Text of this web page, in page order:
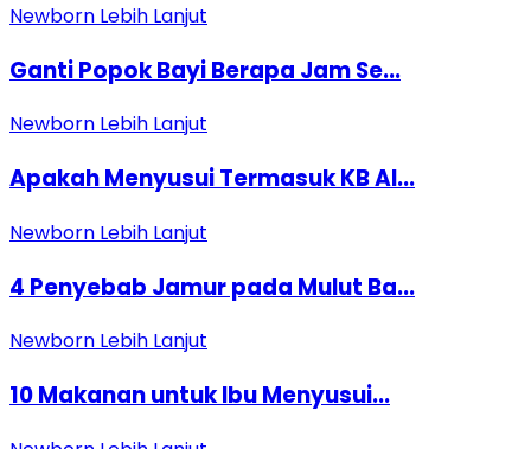
Newborn Lebih Lanjut
Ganti Popok Bayi Berapa Jam Se...
Newborn Lebih Lanjut
Apakah Menyusui Termasuk KB Al...
Newborn Lebih Lanjut
4 Penyebab Jamur pada Mulut Ba...
Newborn Lebih Lanjut
10 Makanan untuk Ibu Menyusui...